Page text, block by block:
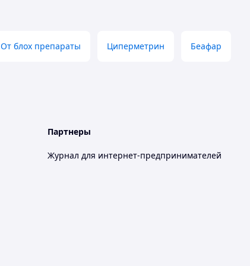
От блох препараты Циперметрин Беафар
Партнеры
Журнал для интернет-предпринимателей